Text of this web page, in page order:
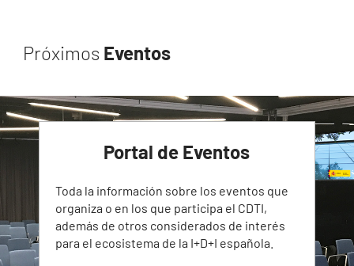
Próximos Eventos
Portal de Eventos
Toda la información sobre los eventos que
organiza o en los que participa el CDTI,
además de otros considerados de interés
para el ecosistema de la I+D+I española.